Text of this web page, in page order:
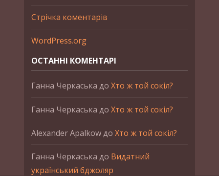
Стрічка коментарів
WordPress.org
ОСТАННІ КОМЕНТАРІ
Ганна Черкаська до Хто ж той сокіл?
Ганна Черкаська до Хто ж той сокіл?
Alexander Apalkowдо Хто ж той сокіл?
Ганна Черкаська до Видатний
український бджоляр